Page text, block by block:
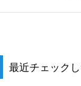
最近チェック